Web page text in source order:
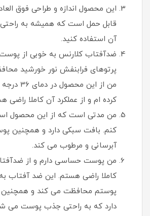
این محصول اندازه و طراحی فوق
قابل حمل است که همیشه به راحتی
آن استفاده کنید.
ضدآفتاب کلارنس به خوبی از پوست
پرتوهای فرابنفش نور خورشید
من از این
کرده ام و از عملکرد آن کاملا راضی
من مدتی است که از این محصول
کنم. بافت سبکی دارد و همچنین
آبرسانی و مرطوب می کند.
من پوست حساسی دارم و از
کاملا راضی هستم. این ضد آفتاب
پوستم محافظت می کند و
دارد که به راحتی جذب پوست می